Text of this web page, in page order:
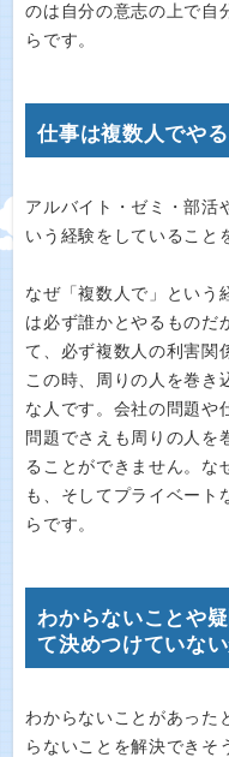
のは自分の意志の上で自
らです。
仕事は複数人でや
アルバイト・ゼミ・部活
いう経験をしていること
なぜ「複数人で」という
は必ず誰かとやるものだ
て、必ず複数人の利害関
この時、周りの人を巻き
な人です。会社の問題や
問題でさえも周りの人を
ることができません。な
も、そしてプライベート
らです。
わからないことや
て決めつけていな
わからないことがあった
らないことを解決できそ